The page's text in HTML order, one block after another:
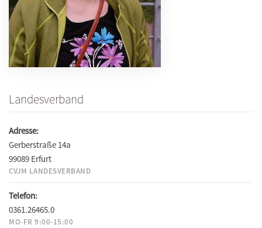
Landesverband
Adresse:
Gerberstraße 14a
99089 Erfurt
CVJM LANDESVERBAND
Telefon:
0361.26465.0
MO-FR 9:00-15:00